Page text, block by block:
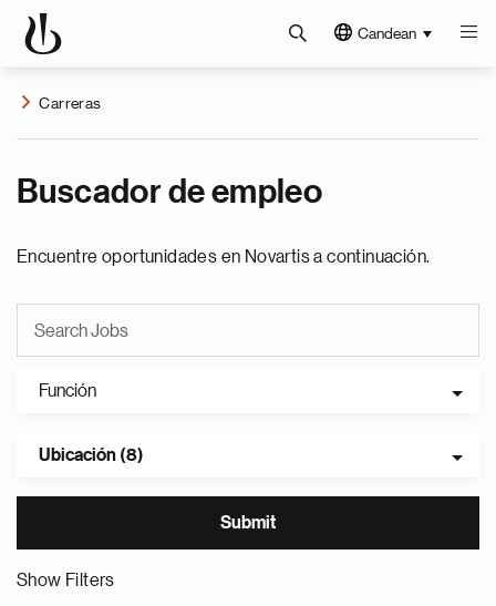
Candean
Carreras
Buscador de empleo
Encuentre oportunidades en Novartis a continuación.
Función
Ubicación (8)
Show Filters